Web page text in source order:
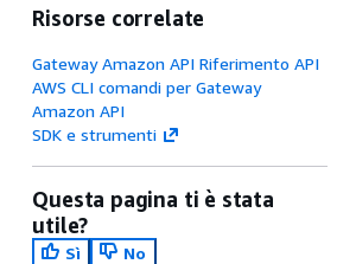
Risorse correlate
Gateway Amazon API Riferimento API
AWS CLI comandi per Gateway
Amazon API
SDK e strumenti
Questa pagina ti è stata
utile?
Sì
No